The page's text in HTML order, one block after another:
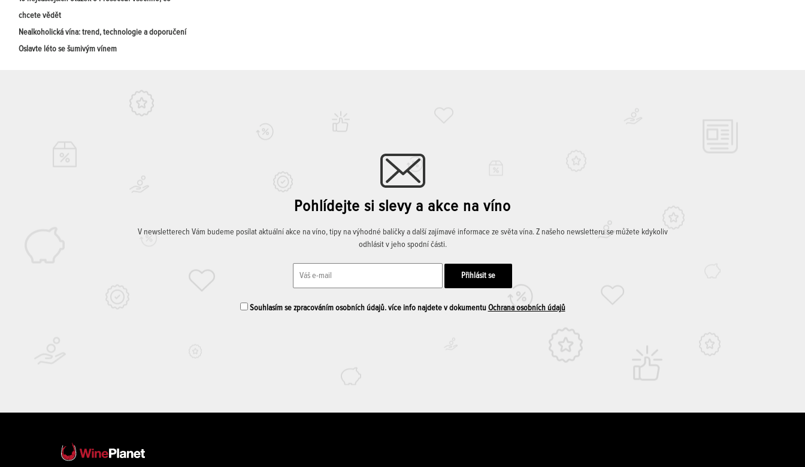
chcete vědět
Nealkoholická vína: trend, technologie a doporučení
Oslavte léto se šumivým vínem
Pohlídejte si slevy a akce na víno
V newsletterech Vám budeme posílat aktuální akce na víno, tipy na výhodné balíčky a další zajímavé informace ze světa vína. Z našeho newsletteru se můžete kdykoliv
odhlásit v jeho spodní části.
Souhlasím se zpracováním osobních údajů. více info najdete v dokumentu Ochrana osobních údajů